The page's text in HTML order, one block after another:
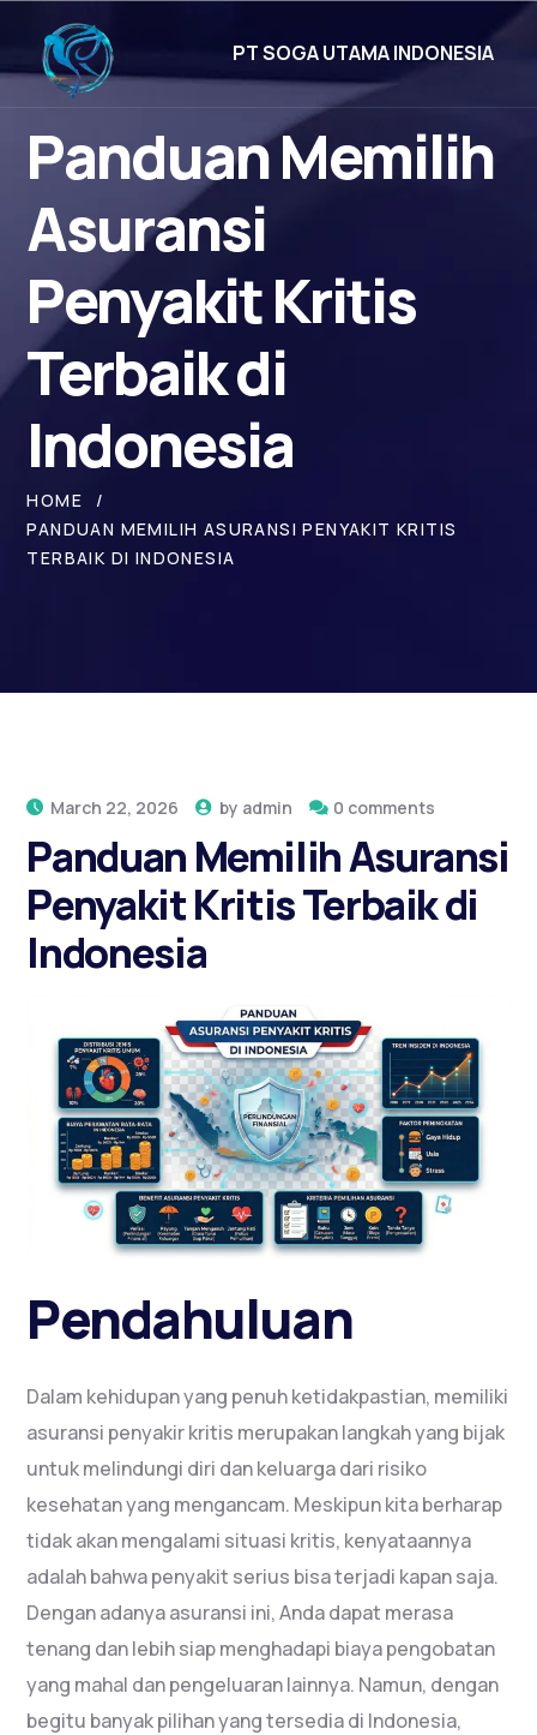
PT SOGA UTAMA INDONESIA
Panduan Memilih
Asuransi
Penyakit Kritis
Terbaik di
Indonesia
HOME
PANDUAN MEMILIH ASURANSI PENYAKIT KRITIS
TERBAIK DI INDONESIA
March 22, 2026 by admin 0 comments
Panduan Memilih Asuransi
Penyakit Kritis Terbaik di
Indonesia
Pendahuluan
Dalam kehidupan yang penuh ketidakpastian, memiliki
asuransi penyakir kritis merupakan langkah yang bijak
untuk melindungi diri dan keluarga dari risiko
kesehatan yang mengancam. Meskipun kita berharap
tidak akan mengalami situasi kritis, kenyataannya
adalah bahwa penyakit serius bisa terjadi kapan saja.
Dengan adanya asuransi ini, Anda dapat merasa
tenang dan lebih siap menghadapi biaya pengobatan
yang mahal dan pengeluaran lainnya. Namun, dengan
begitu banyak pilihan yang tersedia di Indonesia,